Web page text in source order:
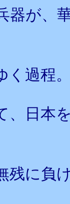
器が、
く過程
、日本
残に負